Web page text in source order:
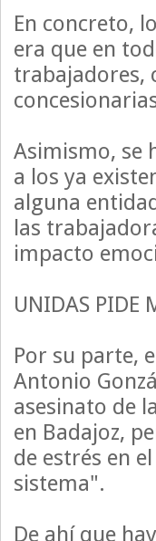
En concreto,
era que en
trabajadores,
Asimismo, se
a los ya
alguna
las
impacto
UNIDAS PIDE
Por su parte,
Antonio
asesinato de
en Badajoz,
de estrés en
sistema".
De ahí que